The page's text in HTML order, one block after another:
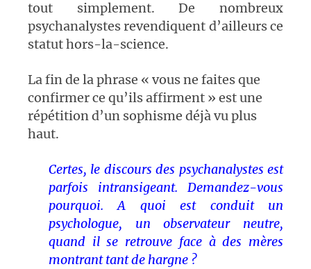
tout simplement. De nombreux
psychanalystes revendiquent d’ailleurs ce
statut hors-la-science.
La fin de la phrase « vous ne faites que
confirmer ce qu’ils affirment » est une
répétition d’un sophisme déjà vu plus
haut.
Certes, le discours des psychanalystes est
parfois intransigeant. Demandez-vous
pourquoi. A quoi est conduit un
psychologue, un observateur neutre,
quand il se retrouve face à des mères
montrant tant de hargne ?